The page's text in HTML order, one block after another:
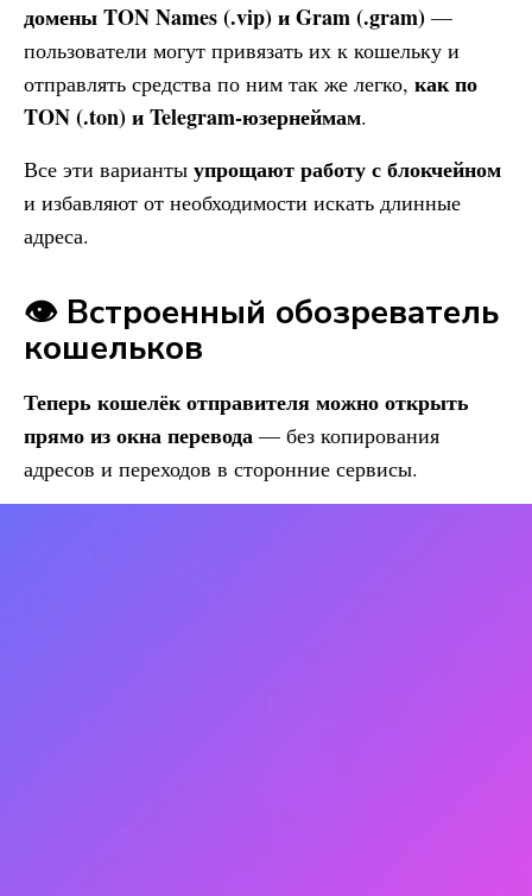
домены TON Names (.vip) и Gram (.gram) —
пользователи могут привязать их к кошельку и
отправлять средства по ним так же легко, как по
TON (.ton) и Telegram-юзернеймам.
Все эти варианты упрощают работу с блокчейном
и избавляют от необходимости искать длинные
адреса.
👁️ Встроенный обозреватель
кошельков
Теперь кошелёк отправителя можно открыть
прямо из окна перевода — без копирования
адресов и переходов в сторонние сервисы.